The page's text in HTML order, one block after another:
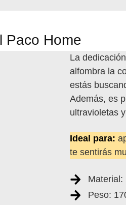
Paco Home
La
alfombra la
estás
Además, es
ultravioletas
Ideal para:
te sentirás
Material:
Peso: